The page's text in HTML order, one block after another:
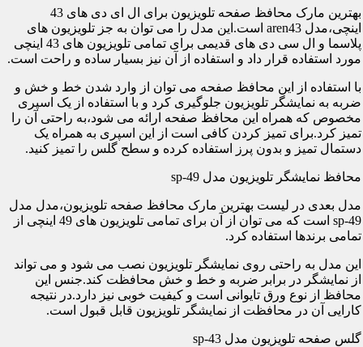
بهترین مارک محافظ صفحه تلویزیون برای ال ای دی های 43
اینچی،مدل aren43 است.این مدل را می توان به جز تلویزیون های
پلاسما و ال سی دی های قدیمی برای تمامی تلویزیون های 43 اینچی
مورد استفاده قرار داد و استفاده از آن نیز بسیار ساده و راحت است.
با استفاده از این محافظ صفحه می توان از وارد شدن خط و خش و
ضربه به نمایشگر تلویزیون جلوگیری کرد و با استفاده از یک اسپری
مخصوص که همراه این محافظ صفحه ارائه می شود،به راحتی آن را
تمیز کرد.برای تمیز کردن کافی است از این اسپری به همراه یک
دستمال تمیز و بدون پرز استفاده کرده و سطح گلس را تمیز کنید.
محافظ نمایشگر تلویزیون مدل sp-49
مدل بعدی در لیست بهترین مارک محافظ صفحه تلویزیون،مدل مدل
sp-49 است که می توان از آن برای تمامی تلویزیون های 49 اینچی از
تمامی برندها استفاده کرد.
این مدل به راحتی روی نمایشگر تلویزیون نصب می شود و می تواند
از نمایشگر در برابر ضربه و خط و خش محافظت کند.جنس این
محافظ از نوع ورق تایوانی است و کیفیت خوبی نیز دارد.در نتیجه
کارایی آن در محافظت از نمایشگر تلویزیون قابل قبول است.
گلس صفحه تلویزیون مدل sp-43